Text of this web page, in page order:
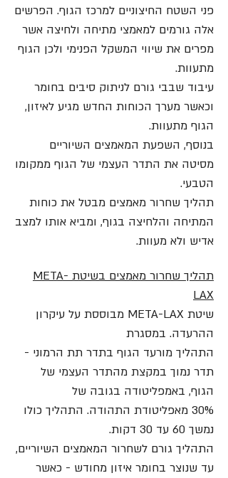
פני השטח החיצוניים למרכז הגוף. הפרשים
אלה גורמים למאמצי מתיחה ולחיצה אשר
מפרים את שיווי המשקל הפנימי ולכן הגוף
מתעוות.
עיבוד שבבי גורם לניתוק סיבים בחומר
וכאשר מערך הכוחות החדש מגיע לאיזון,
הגוף מתעוות.
בנוסף, השפעת המאמצים השיוריים
מסיטה את התדר העצמי של הגוף ממקומו
הטבעי.
תהליך שחרור מאמצים מבטל את כוחות
המתיחה והלחיצה בגוף, ומביא אותו למצב
אדיש ולא מעוות.
תהליך שחרור מאמצים בשיטת META-
LAX
שיטת META-LAX מבוססת על עיקרון
ההרעדה. במסגרת
התהליך מורעד הגוף בתדר תת הרמוני -
תדר נמוך במקצת מהתדר העצמי של
הגוף, באמפליטודה בגובה של
30% מאפליטודת התהודה. התהליך כולו
נמשך 60 עד 30 דקות.
התהליך גורם לשחרור המאמצים השיוריים,
עד שנוצר בחומר איזון מחודש - כאשר